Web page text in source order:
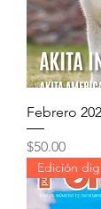
Febrero
Precio
$50.00
Edición